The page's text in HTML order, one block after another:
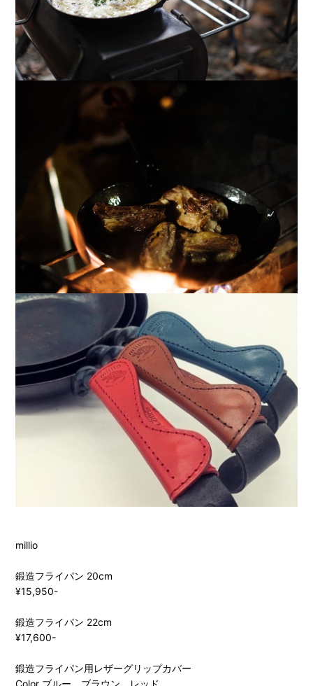
millio
鍛造フライパン 20cm
¥15,950-
鍛造フライパン 22cm
¥17,600-
鍛造フライパン用レザーグリップカバー